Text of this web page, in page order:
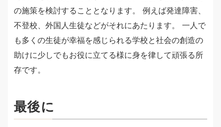
の施策を検討することとなります。 例えば発達障害、
不登校、外国人生徒などがそれにあたります。 一人で
も多くの生徒が幸福を感じられる学校と社会の創造の
助けに少しでもお役に立てる様に身を律して頑張る所
存です。
最後に